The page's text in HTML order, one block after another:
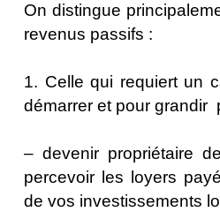
On distingue
revenus passifs :
1. Celle qui requiert un
démarrer et pour grandir
– devenir propriétaire
percevoir les loyers
de vos investissements